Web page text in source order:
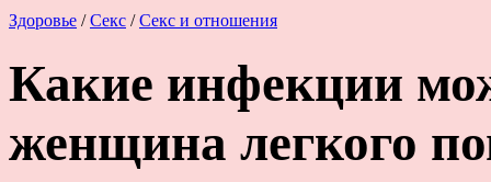
Здоровье / Секс / Секс и отношения
Какие инфекции
женщина легкого